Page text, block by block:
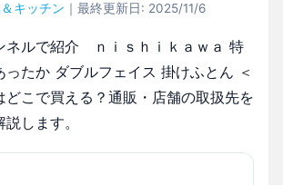
キッチン ｜最終更新日: 2025/11/6
ネルで紹介 ｎｉｓｈｉｋａｗａ 特
ったか ダブルフェイス 掛けふとん ＜
どこで買える？通販・店舗の取扱先を
します。